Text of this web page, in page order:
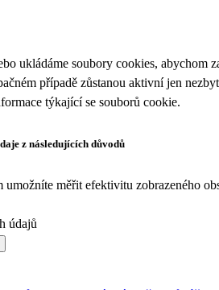
ukládáme soubory cookies,
případě zůstanou aktivní jen
týkající se souborů cookie.
z následujících důvodů
měřit efektivitu zobrazeného
údajů